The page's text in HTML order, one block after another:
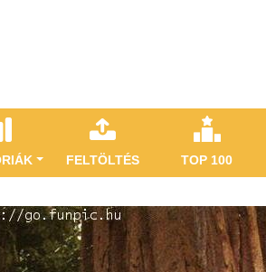
FELTÖLTÉS TOP 100